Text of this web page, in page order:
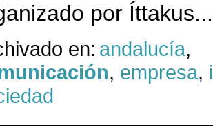
por
en: andalucía,
, empresa,